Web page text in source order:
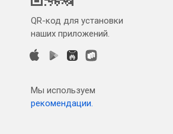
QR-код для установки
наших приложений.
Мы используем
рекомендации.